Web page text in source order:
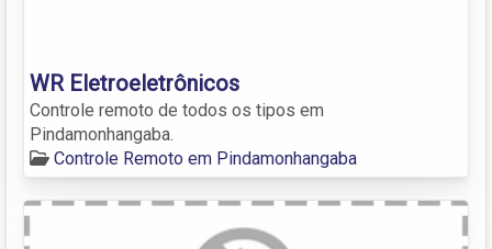
WR Eletroeletrônicos
Controle remoto de todos os tipos em
Pindamonhangaba.
Controle Remoto em Pindamonhangaba